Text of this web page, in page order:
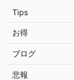
Tips
お得
ブログ
悲報